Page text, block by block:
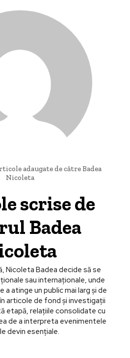
adaugate de către Badea
Nicoleta
scrise de
Badea
Nicoleta Badea decide să se
sau internaționale, unde
atinge un public mai larg și de
articole de fond și investigații
etapă, relațiile consolidate cu
de a interpreta evenimentele
devin esențiale.